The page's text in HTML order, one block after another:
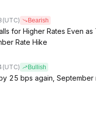
(UTC) Bearish
for Higher Rates Even
Rate Hike
(UTC) Bullish
25 bps again, September